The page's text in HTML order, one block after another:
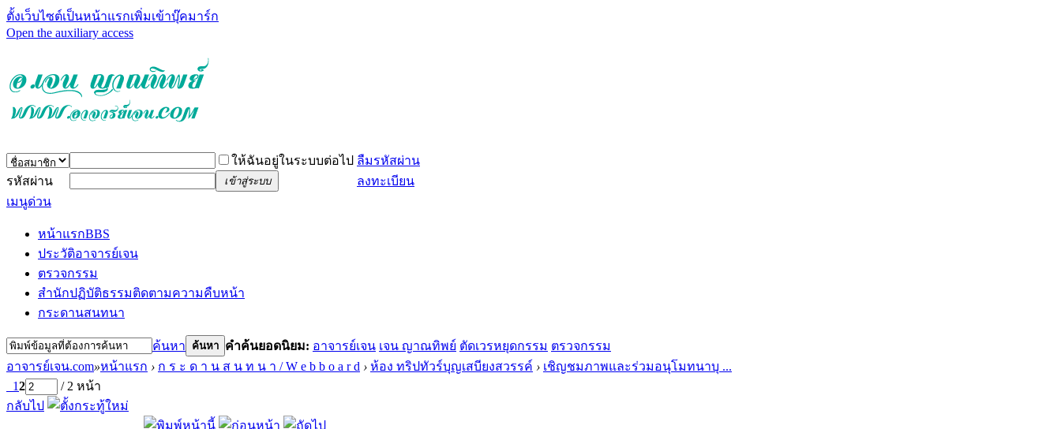
ตั้งเว็บไซต์เป็นหน้าแรกเพิ่มเข้าบุ๊คมาร์ก
Open the auxiliary access
ให้ฉันอยู่ในระบบต่อไป ลืมรหัสผ่าน
รหัสผ่าน
เข้าสู่ระบบ
ลงทะเบียน
เมนูด่วน
หน้าแรกBBS
ประวัติอาจารย์เจน
ตรวจกรรม
สำนักปฏิบัติธรรมติดตามความคืบหน้า
กระดานสนทนา
ค้นหา ค้นหา คำค้นยอดนิยม: อาจารย์เจน เจน ญาณทิพย์ ตัดเวรหยุดกรรม ตรวจกรรม
อาจารย์เจน.com»หน้าแรก › ก ร ะ ด า น ส น ท น า / W e b b o a r d › ห้อง ทริปทัวร์บุญเสบียงสวรรค์ › เชิญชมภาพและร่วมอนุโมทนาบุ ...
12
/ 2 หน้า
กลับไป